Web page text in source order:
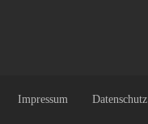
Impressum Datenschutz